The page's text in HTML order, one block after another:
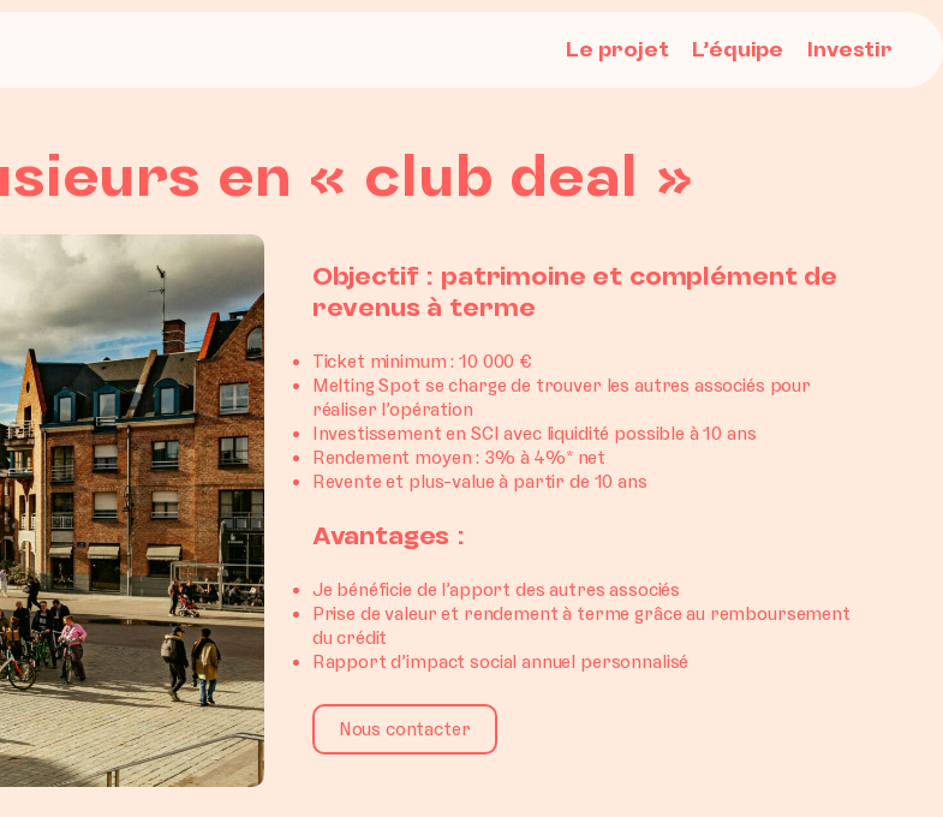
Le projet L’équipe Investir
en « club deal »
Objectif : patrimoine et complément de
revenus à terme
Ticket minimum : 10 000 €
Melting Spot se charge de trouver les autres associés pour
réaliser l’opération
Investissement en SCI avec liquidité possible à 10 ans
Rendement moyen : 3% à 4%* net
Revente et plus-value à partir de 10 ans
Avantages :
Je bénéficie de l’apport des autres associés
Prise de valeur et rendement à terme grâce au remboursement
du crédit
Rapport d’impact social annuel personnalisé
Nous contacter